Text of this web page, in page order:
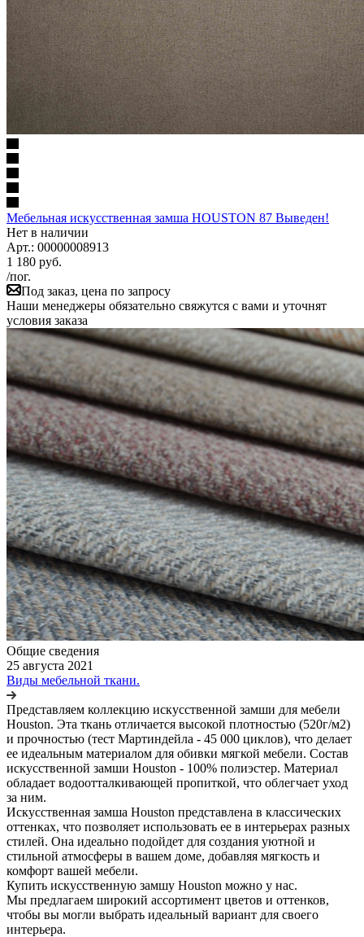
Мебельная искусственная замша HOUSTON 87 Выведен!
Нет в наличии
Арт.: 00000008913
1 180 руб.
/пог.
Под заказ, цена по запросу
Наши менеджеры обязательно свяжутся с вами и уточнят
условия заказа
Общие сведения
25 августа 2021
Виды мебельной ткани.
Представляем коллекцию искусственной замши для мебели
Houston. Эта ткань отличается высокой плотностью (520г/м2)
и прочностью (тест Мартиндейла - 45 000 циклов), что делает
ее идеальным материалом для обивки мягкой мебели. Состав
искусственной замши Houston - 100% полиэстер. Материал
обладает водоотталкивающей пропиткой, что облегчает уход
за ним.
Искусственная замша Houston представлена в классических
оттенках, что позволяет использовать ее в интерьерах разных
стилей. Она идеально подойдет для создания уютной и
стильной атмосферы в вашем доме, добавляя мягкость и
комфорт вашей мебели.
Купить искусственную замшу Houston можно у нас.
Мы предлагаем широкий ассортимент цветов и оттенков,
чтобы вы могли выбрать идеальный вариант для своего
интерьера.